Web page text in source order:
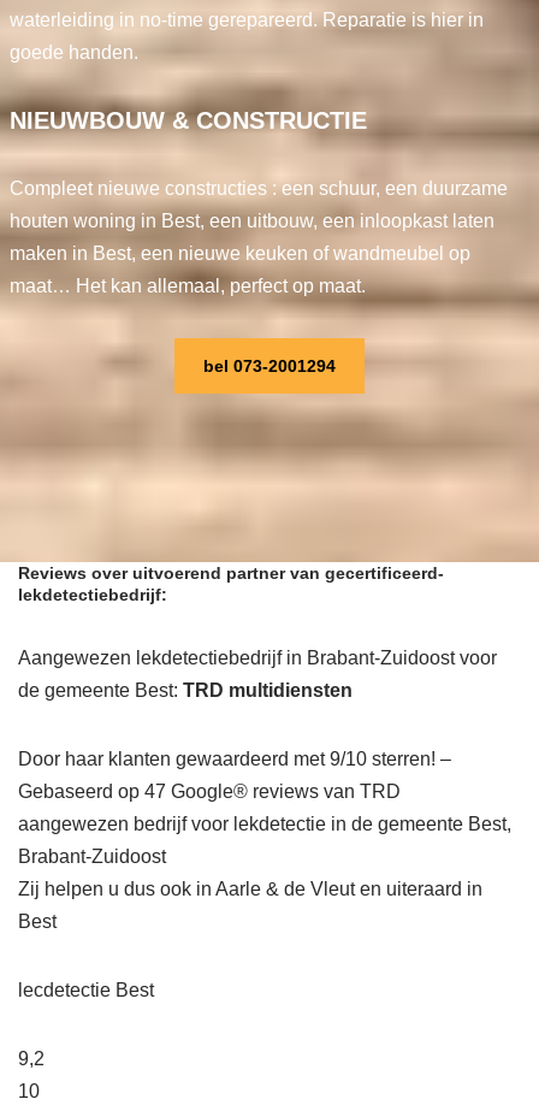
waterleiding in no-time gerepareerd. Reparatie is hier in
goede handen.
NIEUWBOUW & CONSTRUCTIE
Compleet nieuwe constructies : een schuur, een duurzame
houten woning in Best, een uitbouw, een inloopkast laten
maken in Best, een nieuwe keuken of wandmeubel op
maat… Het kan allemaal, perfect op maat.
bel 073-2001294
Reviews over uitvoerend partner van gecertificeerd-
lekdetectiebedrijf:
Aangewezen lekdetectiebedrijf in Brabant-Zuidoost voor
de gemeente Best: TRD multidiensten
Door haar klanten gewaardeerd met 9/10 sterren! –
Gebaseerd op 47 Google® reviews van TRD
aangewezen bedrijf voor lekdetectie in de gemeente Best,
Brabant-Zuidoost
Zij helpen u dus ook in Aarle & de Vleut en uiteraard in
Best
lecdetectie Best
9,2
10